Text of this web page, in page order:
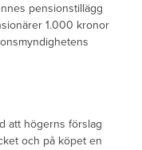
pensionstillägg
1.000 kronor
att högerns förslag
och på köpet en